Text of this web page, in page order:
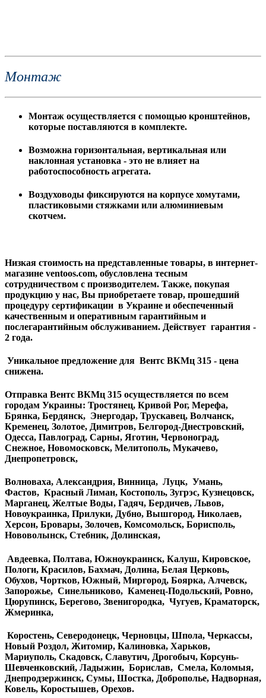
Монтаж
Монтаж осуществляется с помощью кронштейнов,
которые поставляются в комплекте.
Возможна горизонтальная, вертикальная или
наклонная установка - это не влияет на
работоспособность агрегата.
Воздуховоды фиксируются на корпусе хомутами,
пластиковыми стяжками или алюминиевым
скотчем.
Низкая стоимость на представленные товары, в интернет-
магазине ventoos.com, обусловлена тесным
сотрудничеством с производителем. Также, покупая
продукцию у нас, Вы приобретаете товар, прошедший
процедуру сертификации в Украине и обеспеченный
качественным и оперативным гарантийным и
послегарантийным обслуживанием. Действует гарантия -
2 года.
Уникальное предложение для Вентс ВКМц 315 - цена
снижена.
Отправка Вентс ВКМц 315 осуществляется по всем
городам Украины: Тростянец, Кривой Рог, Мерефа,
Брянка, Бердянск, Энергодар, Трускавец, Волчанск,
Кременец, Золотое, Димитров, Белгород-Днестровский,
Одесса, Павлоград, Сарны, Яготин, Червоноград,
Снежное, Новомосковск, Мелитополь, Мукачево,
Днепропетровск,
Волноваха, Александрия, Винница, Луцк, Умань,
Фастов, Красный Лиман, Костополь, Зугрэс, Кузнецовск,
Марганец, Желтые Воды, Гадяч, Бердичев, Львов,
Новоукраинка, Прилуки, Дубно, Вышгород, Николаев,
Херсон, Бровары, Золочев, Комсомольск, Борисполь,
Нововолынск, Стебник, Долинская,
Авдеевка, Полтава, Южноукраинск, Калуш, Кировское,
Пологи, Красилов, Бахмач, Долина, Белая Церковь,
Обухов, Чортков, Южный, Миргород, Боярка, Алчевск,
Запорожье, Синельниково, Каменец-Подольский, Ровно,
Цюрупинск, Берегово, Звенигородка, Чугуев, Краматорск,
Жмеринка,
Коростень, Северодонецк, Черновцы, Шпола, Черкассы,
Новый Роздол, Житомир, Калиновка, Харьков,
Мариуполь, Скадовск, Славутич, Дрогобыч, Корсунь-
Шевченковский, Ладыжин, Борислав, Смела, Коломыя,
Днепродзержинск, Сумы, Шостка, Доброполье, Надворная,
Ковель, Коростышев, Орехов.